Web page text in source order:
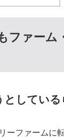
ファーム
している
ーファームに